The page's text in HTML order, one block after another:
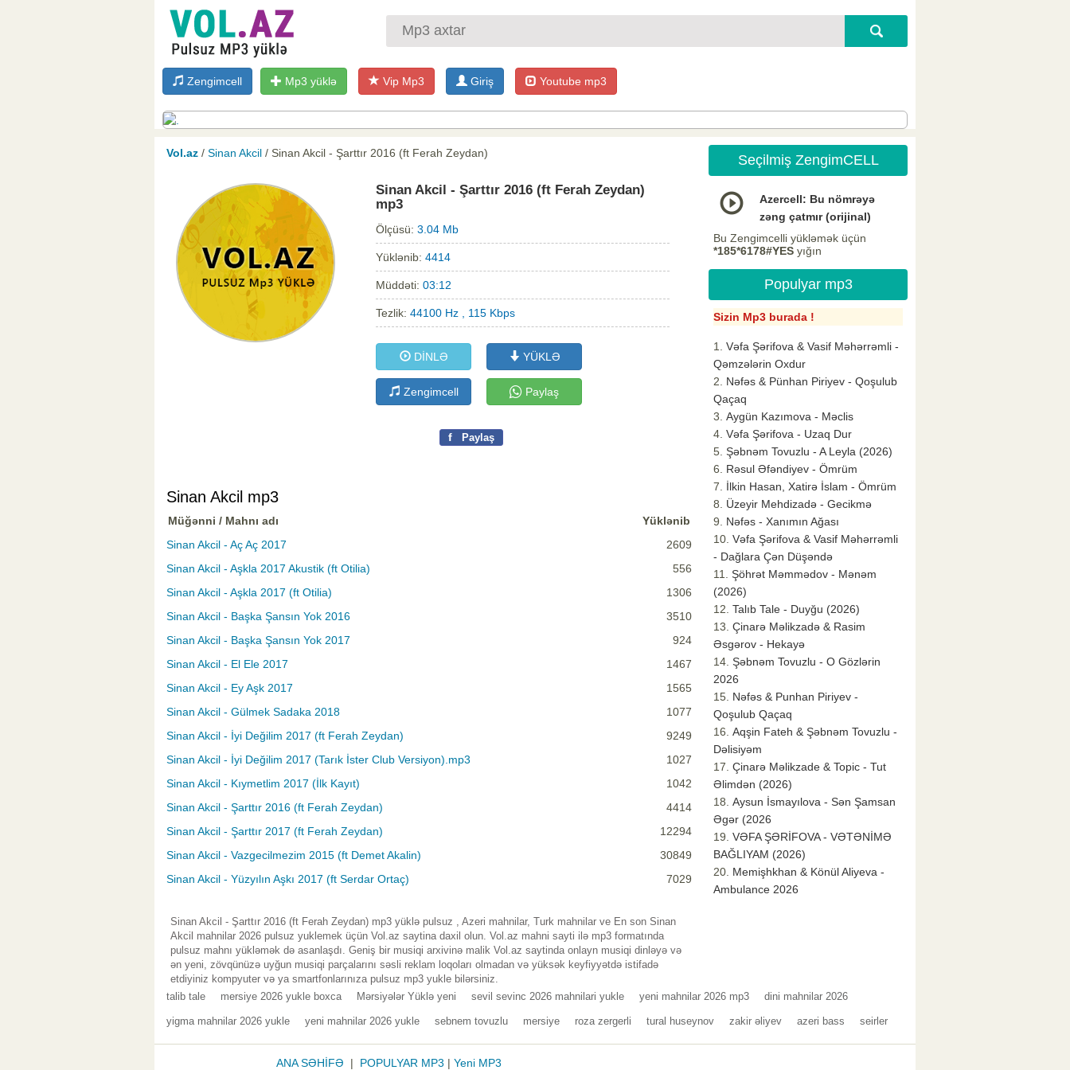
Zengimcell Mp3 yüklə Vip Mp3 Giriş Youtube mp3
Vol.az / Sinan Akcil / Sinan Akcil - Şarttır 2016 (ft Ferah Zeydan)
Sinan Akcil - Şarttır 2016 (ft Ferah Zeydan)
mp3
Ölçüsü: 3.04 Mb
Yüklənib: 4414
Müddəti: 03:12
Tezlik: 44100 Hz , 115 Kbps
DİNLƏ YÜKLƏ
Zengimcell Paylaş
f Paylaş
Sinan Akcil mp3
Müğənni / Mahnı adı
Yüklənib
Sinan Akcil - Aç Aç 2017
2609
Sinan Akcil - Aşkla 2017 Akustik (ft Otilia)
556
Sinan Akcil - Aşkla 2017 (ft Otilia)
1306
Sinan Akcil - Başka Şansın Yok 2016
3510
Sinan Akcil - Başka Şansın Yok 2017
924
Sinan Akcil - El Ele 2017
1467
Sinan Akcil - Ey Aşk 2017
1565
Sinan Akcil - Gülmek Sadaka 2018
1077
Sinan Akcil - İyi Değilim 2017 (ft Ferah Zeydan)
9249
Sinan Akcil - İyi Değilim 2017 (Tarık İster Club Versiyon).mp3
1027
Sinan Akcil - Kıymetlim 2017 (İlk Kayıt)
1042
Sinan Akcil - Şarttır 2016 (ft Ferah Zeydan)
4414
Sinan Akcil - Şarttır 2017 (ft Ferah Zeydan)
12294
Sinan Akcil - Vazgecilmezim 2015 (ft Demet Akalin)
30849
Sinan Akcil - Yüzyılın Aşkı 2017 (ft Serdar Ortaç)
7029
Sinan Akcil - Şarttır 2016 (ft Ferah Zeydan) mp3 yüklə pulsuz , Azeri mahnilar, Turk mahnilar ve En son Sinan
Akcil mahnilar 2026 pulsuz yuklemek üçün Vol.az saytina daxil olun. Vol.az mahni sayti ilə mp3 formatında
pulsuz mahnı yükləmək də asanlaşdı. Geniş bir musiqi arxivinə malik Vol.az saytinda onlayn musiqi dinləyə və
ən yeni, zövqünüzə uyğun musiqi parçalarını səsli reklam loqoları olmadan və yüksək keyfiyyətdə istifadə
etdiyiniz kompyuter və ya smartfonlarınıza pulsuz mp3 yukle bilərsiniz.
Seçilmiş ZengimCELL
Azercell: Bu nömrəyə
zəng çatmır (orijinal)
Bu Zengimcelli yükləmək üçün
*185*6178#YES yığın
Populyar mp3
Sizin Mp3 burada !
Vəfa Şərifova & Vasif Məhərrəmli -
Qəmzələrin Oxdur
Nəfəs & Pünhan Piriyev - Qoşulub
Qaçaq
Aygün Kazımova - Məclis
Vəfa Şərifova - Uzaq Dur
Şəbnəm Tovuzlu - A Leyla (2026)
Rəsul Əfəndiyev - Ömrüm
İlkin Hasan, Xatirə İslam - Ömrüm
Üzeyir Mehdizadə - Gecikmə
Nəfəs - Xanımın Ağası
Vəfa Şərifova & Vasif Məhərrəmli
- Dağlara Çən Düşəndə
Şöhrət Məmmədov - Mənəm
(2026)
Talıb Tale - Duyğu (2026)
Çinarə Məlikzadə & Rasim
Əsgərov - Hekayə
Şəbnəm Tovuzlu - O Gözlərin
2026
Nəfəs & Punhan Piriyev -
Qoşulub Qaçaq
Aqşin Fateh & Şəbnəm Tovuzlu -
Dəlisiyəm
Çinarə Məlikzade & Topic - Tut
Əlimdən (2026)
Aysun İsmayılova - Sən Şamsan
Əgər (2026
VƏFA ŞƏRİFOVA - VƏTƏNİMƏ
BAĞLIYAM (2026)
Memişhkhan & Könül Aliyeva -
Ambulance 2026
talib tale mersiye 2026 yukle boxca Mərsiyələr Yüklə yeni sevil sevinc 2026 mahnilari yukle yeni mahnilar 2026 mp3 dini mahnilar 2026
yigma mahnilar 2026 yukle yeni mahnilar 2026 yukle sebnem tovuzlu mersiye roza zergerli tural huseynov zakir əliyev azeri bass seirler
ANA SƏHİFƏ | POPULYAR MP3 | Yeni MP3